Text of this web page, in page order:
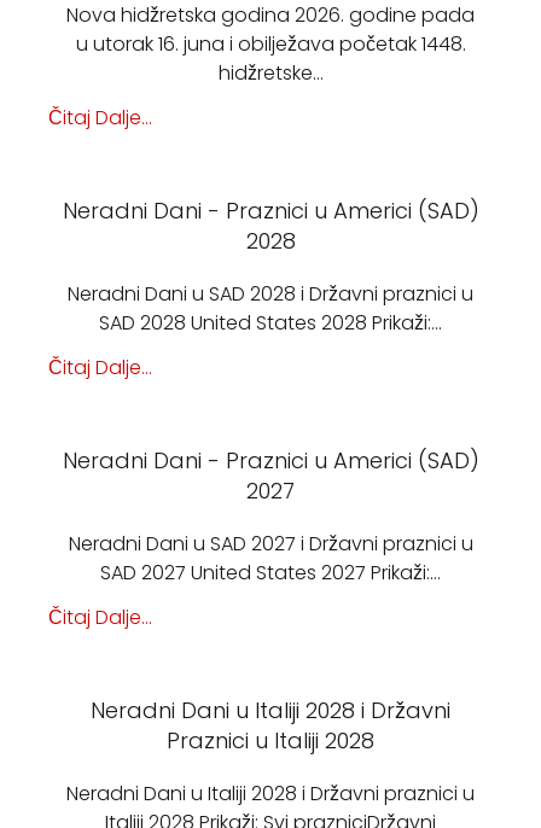
Nova hidžretska godina 2026. godine pada
u utorak 16. juna i obilježava početak 1448.
hidžretske…
Čitaj Dalje...
Neradni Dani - Praznici u Americi (SAD)
2028
Neradni Dani u SAD 2028 i Državni praznici u
SAD 2028 United States 2028 Prikaži:…
Čitaj Dalje...
Neradni Dani - Praznici u Americi (SAD)
2027
Neradni Dani u SAD 2027 i Državni praznici u
SAD 2027 United States 2027 Prikaži:…
Čitaj Dalje...
Neradni Dani u Italiji 2028 i Državni
Praznici u Italiji 2028
Neradni Dani u Italiji 2028 i Državni praznici u